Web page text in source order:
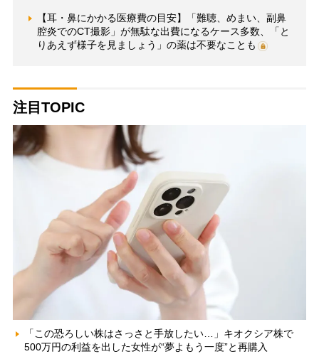
【耳・鼻にかかる医療費の目安】「難聴、めまい、副鼻
腔炎でのCT撮影」が無駄な出費になるケース多数、「と
りあえず様子を見ましょう」の薬は不要なことも
注目TOPIC
「この恐ろしい株はさっさと手放したい…」キオクシア株で
500万円の利益を出した女性が“夢よもう一度”と再購入